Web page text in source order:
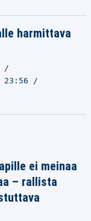
harmittava
23:56
ei meinaa
– rallista